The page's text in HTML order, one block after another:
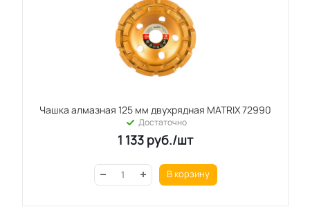
Чашка алмазная 125 мм двухрядная MATRIX 72990
Достаточно
1 133 руб./шт
В корзину